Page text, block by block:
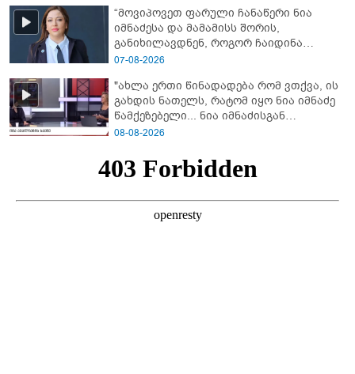
“მოვიპოვეთ ფარული ჩანაწერი ნია
იმნაძესა და მამამისს შორის,
განიხილავდნენ, როგორ ჩაიდინა
გაბაშვილმა დანაშაული” - რას ამბობს
07-08-2026
"ახლა ერთი წინადადება რომ ვთქვა, ის
გახდის ნათელს, რატომ იყო ნია იმნაძე
წამქეზებელი... ნია იმნაძისგან
გამოსული ინფორმაციაა ეს" - რას
08-08-2026